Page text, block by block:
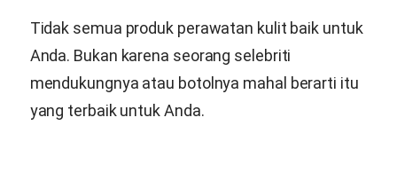
Tidak semua produk perawatan kulit baik untuk
Anda. Bukan karena seorang selebriti
mendukungnya atau botolnya mahal berarti itu
yang terbaik untuk Anda.